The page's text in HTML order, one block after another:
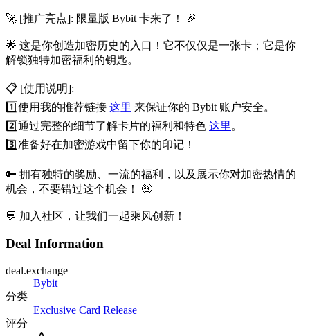
🚀 [推广亮点]: 限量版 Bybit 卡来了！ 🎉
🌟 这是你创造加密历史的入口！它不仅仅是一张卡；它是你
解锁独特加密福利的钥匙。
📋 [使用说明]:
1️⃣使用我的推荐链接 这里 来保证你的 Bybit 账户安全。
2️⃣通过完整的细节了解卡片的福利和特色 这里 。
3️⃣准备好在加密游戏中留下你的印记！
🔑 拥有独特的奖励、一流的福利，以及展示你对加密热情的
机会，不要错过这个机会！ 🤑
💬 加入社区，让我们一起乘风创新！
Deal Information
deal.exchange
Bybit
分类
Exclusive Card Release
评分